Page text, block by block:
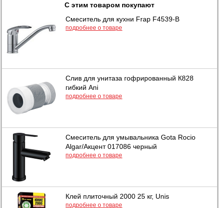
С этим товаром покупают
Смеситель для кухни Frap F4539-B
подробнее о товаре
Слив для унитаза гофрированный К828
гибкий Ani
подробнее о товаре
Смеситель для умывальника Gota Rocio
Algar/Акцент 017086 черный
подробнее о товаре
Клей плиточный 2000 25 кг, Unis
подробнее о товаре